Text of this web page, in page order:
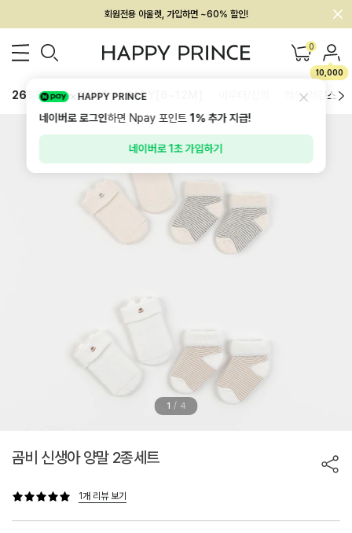
회원전용 아울렛, 가입하면 ~60% 할인!
멤버십 최대 28,000원 혜택 0
10,000
26SS 신상 BEST BABY[6~12M] 하의/레깅스
1 / 4
곰비 신생아 양말 2종세트
1개 리뷰 보기
HAPPY PRINCE
네이버로 로그인하면 Npay 포인트1%추가 지급!
네이버로 1초 가입하기